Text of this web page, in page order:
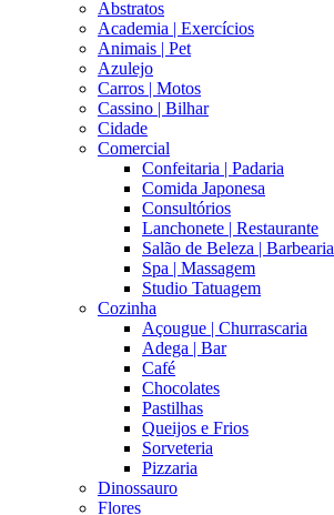
Abstratos
Academia | Exercícios
Animais | Pet
Azulejo
Carros | Motos
Cassino | Bilhar
Cidade
Comercial
Confeitaria | Padaria
Comida Japonesa
Consultórios
Lanchonete | Restaurante
Salão de Beleza | Barbearia
Spa | Massagem
Studio Tatuagem
Cozinha
Açougue | Churrascaria
Adega | Bar
Café
Chocolates
Pastilhas
Queijos e Frios
Sorveteria
Pizzaria
Dinossauro
Flores